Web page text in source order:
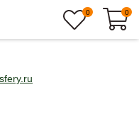
0 0